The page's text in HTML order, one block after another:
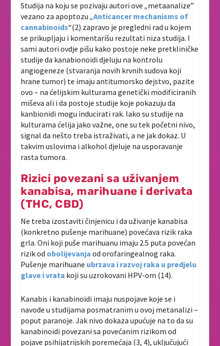
Studija na koju se pozivaju autori ove„metaanalize”
vezano za apoptozu„Anticancer mechanisms of
cannabinoids“(2) zapravo je pregledni rad u kojem
se prikupljaju i komentarišu rezultati niza studija. I
sami autori ovdje pišu kako postoje neke pretkliničke
studije da kanabionoidi djeluju na kontrolu
angiogeneze (stvaranja novih krvnih sudova koji
hrane tumor) te imaju antitumorsko dejstvo, pazite
ovo – na ćelijskim kulturama genetički modificiranih
miševa ali i da postoje studije koje pokazuju da
kanbionidi mogu inducirati rak. Iako su studije na
kulturama ćelija jako važne, one su tek početni nivo,
signal da nešto treba istraživati, a ne jak dokaz. U
takvim uslovima i alkohol djeluje na usporavanje
rasta tumora.
Rizici povezani sa uživanjem
kanabisa, marihuane i derivata
(THC, CBD)
Ne treba izostaviti činjenicu i da uživanje kanabisa
(konkretno pušenje marihuane) povećava rizik raka
grla. Oni koji puše marihuanu imaju 2.5 puta povećan
rizik od obolijevanja od orofaringealnog raka.
Pušenje marihuane ubrzava i razvoj raka u predjelu
glave i vrata koji su uzrokovani HPV-om (14).
Kanabis i kanabinoidi imaju nuspojave koje se i
navode u studijama posmatranim u ovoj metanalizi –
poput paranoje. Jak nivo dokaza upućuje na to da su
kanabinoidi povezani sa povećanim rizikom od
pojave psihijatrijskih poremećaja (3, 4), uključujući